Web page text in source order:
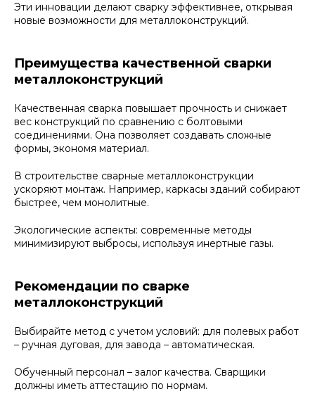
Эти инновации делают сварку эффективнее, открывая
новые возможности для металлоконструкций.
Преимущества качественной сварки
металлоконструкций
Качественная сварка повышает прочность и снижает
вес конструкций по сравнению с болтовыми
соединениями. Она позволяет создавать сложные
формы, экономя материал.
В строительстве сварные металлоконструкции
ускоряют монтаж. Например, каркасы зданий собирают
быстрее, чем монолитные.
Экологические аспекты: современные методы
минимизируют выбросы, используя инертные газы.
Рекомендации по сварке
металлоконструкций
Выбирайте метод с учетом условий: для полевых работ
– ручная дуговая, для завода – автоматическая.
Обученный персонал – залог качества. Сварщики
должны иметь аттестацию по нормам.